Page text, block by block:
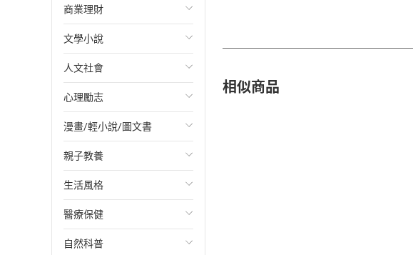
商業理財
投資理財
經濟/趨勢
財務/金融
管理/領導
職場工作術
成功法
行銷/廣告
傳記
文學小說
歐美文學
日本文學
韓國文學
華文文學
經典文學
成長/家庭生活小說
懸疑/推理小說
人文社會
國際關係
政治
社會科學
台灣/中國歷史
日/韓歷史
其他歷史/史學
心理勵志
心靈成長/情緒
人際關係
兩性關係
心理學
漫畫/輕小說/圖文書
輕小說
奇幻/科幻
愛情故事
職場/社會寫實
親子教養
教育現場
兒童文學/故事
兒童科普/學習
生活風格
飲食/食譜
健身/美顏
醫療保健
健康/養生
自然科普
相似商品